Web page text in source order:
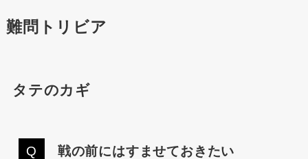
難問トリビア
タテのカギ
戦の前にはすませておきたい